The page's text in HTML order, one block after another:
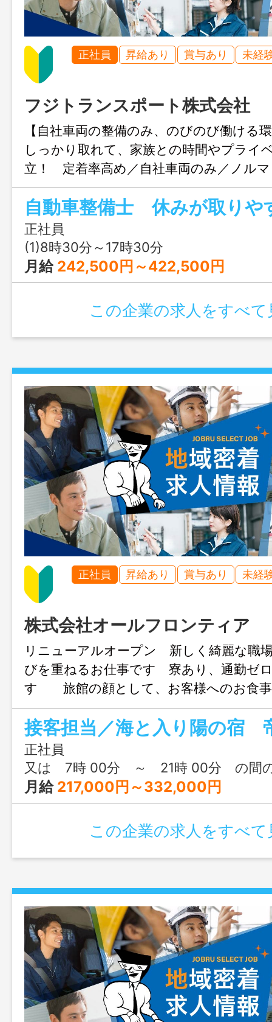
正社員 昇給あり 賞与あり 未経
フジトランスポート株式会社
【自社車両の整備のみ、のびのび働け
しっかり取れて、家族との時間やプライ
立！ 定着率高め／自社車両のみ／ノル
なし 車検整備、法定点検、一般修理、
をお任せします。 自社車両の作業が大
業や夜間の緊急対応もござい ません。
と、管轄する拠点に出向いての出張整備
資格・未経験の方もゆっくり丁寧に指導
ディーラー出身の方もたくさん在籍し
務の変更範囲：会社の定める業務 ※モデ
０万円～５７０万円
正社員
(1)8時30分～17時30分
月給 242,500円～422,500円
この企業の求人をすべて
正社員 昇給あり 賞与あり 未経
株式会社オールフロンティア
リニューアルオープン 新しく綺麗な職
びを重ねるお仕事です 寮あり、通勤ゼ
す 旅館の顔として、お客様へのお食事
え、お見送りをお任せします。 【主
お出迎え・お見送り・客室までのご案
お客様からの「ありがとう」を直接いた
す ＊変
囲：変更なし
接客担当／海と入り陽の宿
正社員
又は 7時 00分 ～ 21時 00分 の間
月給 217,000円～332,000円
この企業の求人をすべて